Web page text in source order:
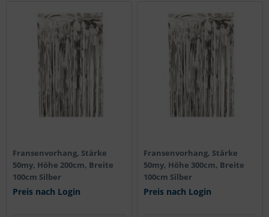
Fransenvorhang, Stärke
50my, Höhe 200cm, Breite
100cm Silber
Preis nach Login
Fransenvorhang, Stärke
50my, Höhe 300cm, Breite
100cm Silber
Preis nach Login